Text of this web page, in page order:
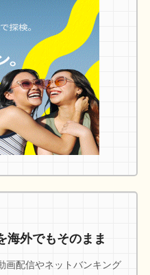
海外でもそのまま
画配信やネットバンキング